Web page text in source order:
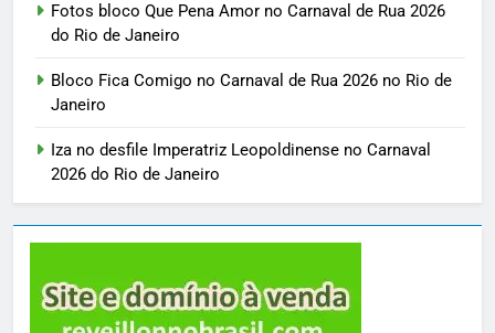
Fotos bloco Que Pena Amor no Carnaval de Rua 2026
do Rio de Janeiro
Bloco Fica Comigo no Carnaval de Rua 2026 no Rio de
Janeiro
Iza no desfile Imperatriz Leopoldinense no Carnaval
2026 do Rio de Janeiro